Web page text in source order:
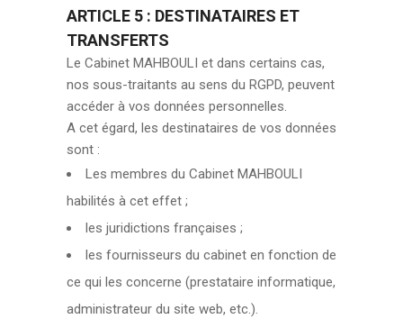
ARTICLE 5 : DESTINATAIRES ET
TRANSFERTS
Le Cabinet MAHBOULI et dans certains cas,
nos sous-traitants au sens du RGPD, peuvent
accéder à vos données personnelles.
A cet égard, les destinataires de vos données
sont :
Les membres du Cabinet MAHBOULI
habilités à cet effet ;
les juridictions françaises ;
les fournisseurs du cabinet en fonction de
ce qui les concerne (prestataire informatique,
administrateur du site web, etc.).